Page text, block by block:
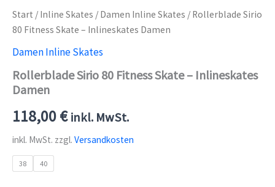
Start / Inline Skates / Damen Inline Skates / Rollerblade Sirio
80 Fitness Skate – Inlineskates Damen
Damen Inline Skates
Rollerblade Sirio 80 Fitness Skate – Inlineskates
Damen
118,00€ inkl. MwSt.
inkl. MwSt. zzgl. Versandkosten
38 40